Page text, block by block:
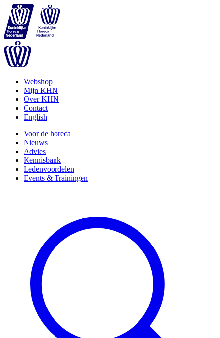
Webshop
Mijn KHN
Over KHN
Contact
English
Voor de horeca
Nieuws
Advies
Kennisbank
Ledenvoordelen
Events & Trainingen